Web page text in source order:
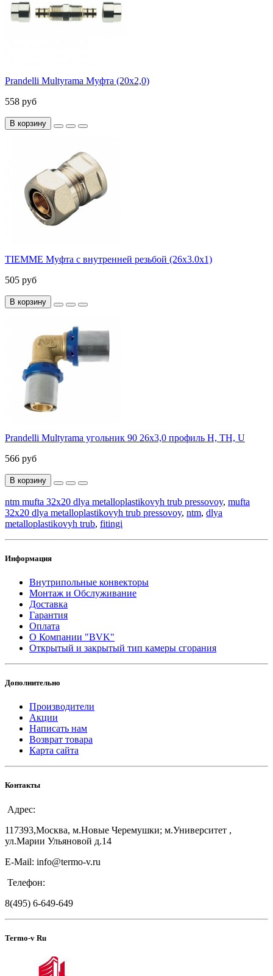
Prandelli Multyrama Муфта (20х2,0)
558 руб
В корзину
TIEMME Муфта с внутренней резьбой (26х3.0х1)
505 руб
В корзину
Prandelli Multyrama угольник 90 26х3,0 профиль H, TH, U
566 руб
В корзину
ntm mufta 32x20 dlya metalloplastikovyh trub pressovoy, mufta
32x20 dlya metalloplastikovyh trub pressovoy, ntm, dlya
metalloplastikovyh trub, fitingi
Информация
Внутрипольные конвекторы
Монтаж и Обслуживание
Доставка
Гарантия
Оплата
О Компании "BVK"
Открытый и закрытый тип камеры сгорания
Дополнительно
Производители
Акции
Написать нам
Возврат товара
Карта сайта
Контакты
Адрес:
117393,Москва, м.Новые Черемушки; м.Университет ,
ул.Марии Ульяновой д.14
E-Mail: info@termo-v.ru
Телефон:
8(495) 6-649-649
Termo-v Ru